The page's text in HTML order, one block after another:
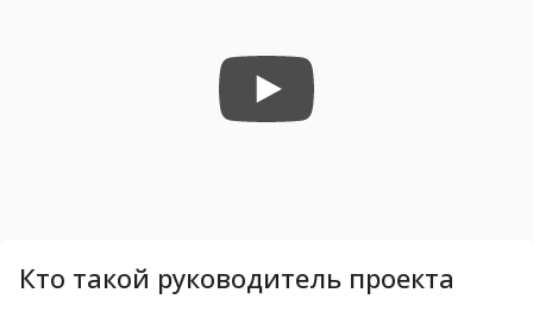
Кто такой руководитель проекта